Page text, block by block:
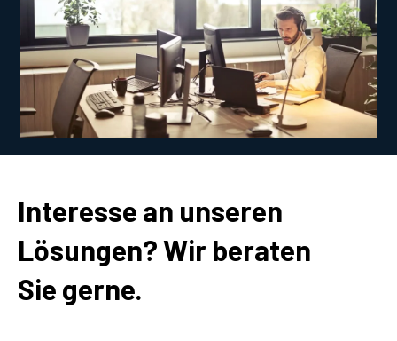
Interesse an unseren
Lösungen? Wir beraten
Sie gerne.